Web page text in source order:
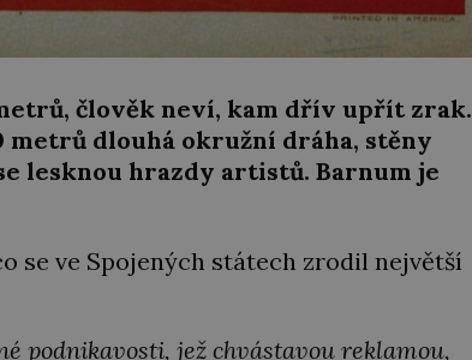
člověk neví, kam dřív upřít zrak.
metrů dlouhá okružní dráha, stěny
lesknou hrazdy artistů. Barnum je
se ve Spojených státech zrodil největší
podnikavosti, jež chvástavou reklamou,